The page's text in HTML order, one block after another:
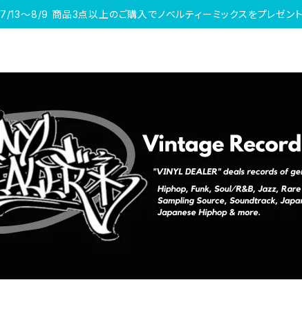
7/13〜8/9 商品3点以上のご購入でノベルティーミックスをプレゼント